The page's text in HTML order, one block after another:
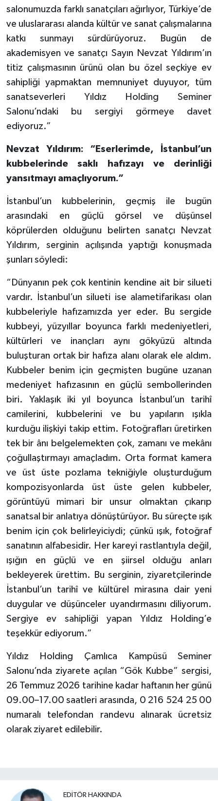
salonumuzda farklı sanatçıları ağırlıyor, Türkiye’de
ve uluslararası alanda kültür ve sanat çalışmalarına
katkı sunmayı sürdürüyoruz. Bugün de
akademisyen ve sanatçı Sayın Nevzat Yıldırım’ın
titiz çalışmasının ürünü olan bu özel seçkiye ev
sahipliği yapmaktan memnuniyet duyuyor, tüm
sanatseverleri Yıldız Holding Seminer
Salonu’ndaki bu sergiyi görmeye davet
ediyoruz.”
Nevzat Yıldırım: “Eserlerimde, İstanbul’un
kubbelerinde saklı hafızayı ve derinliği
yansıtmayı amaçlıyorum.”
İstanbul’un kubbelerinin, geçmiş ile bugün
arasındaki en güçlü görsel ve düşünsel
köprülerden olduğunu belirten sanatçı Nevzat
Yıldırım, serginin açılışında yaptığı konuşmada
şunları söyledi:
“Dünyanın pek çok kentinin kendine ait bir silueti
vardır. İstanbul’un silueti ise alametifarikası olan
kubbeleriyle hafızamızda yer eder. Bu sergide
kubbeyi, yüzyıllar boyunca farklı medeniyetleri,
kültürleri ve inançları aynı gökyüzü altında
buluşturan ortak bir hafıza alanı olarak ele aldım.
Kubbeler benim için geçmişten bugüne uzanan
medeniyet hafızasının en güçlü sembollerinden
biri. Yaklaşık iki yıl boyunca İstanbul’un tarihî
camilerini, kubbelerini ve bu yapıların ışıkla
kurduğu ilişkiyi takip ettim. Fotoğrafları üretirken
tek bir ânı belgelemekten çok, zamanı ve mekânı
çoğullaştırmayı amaçladım. Orta format kamera
ve üst üste pozlama tekniğiyle oluşturduğum
kompozisyonlarda üst üste gelen kubbeler,
görüntüyü mimari bir unsur olmaktan çıkarıp
sanatsal bir anlatıya dönüştürüyor. Bu süreçte ışık
benim için çok belirleyiciydi; çünkü ışık, fotoğraf
sanatının alfabesidir. Her kareyi rastlantıyla değil,
ışığın en güçlü ve en şiirsel olduğu anları
bekleyerek ürettim. Bu serginin, ziyaretçilerinde
İstanbul’un tarihî ve kültürel mirasına dair yeni
duygular ve düşünceler uyandırmasını diliyorum.
Sergiye ev sahipliği yapan Yıldız Holding’e
teşekkür ediyorum.”
Yıldız Holding Çamlıca Kampüsü Seminer
Salonu’nda ziyarete açılan “Gök Kubbe” sergisi,
26 Temmuz 2026 tarihine kadar haftanın her günü
09.00–17.00 saatleri arasında, 0 216 524 25 00
numaralı telefondan randevu alınarak ücretsiz
olarak ziyaret edilebilir.
EDITÖR HAKKINDA